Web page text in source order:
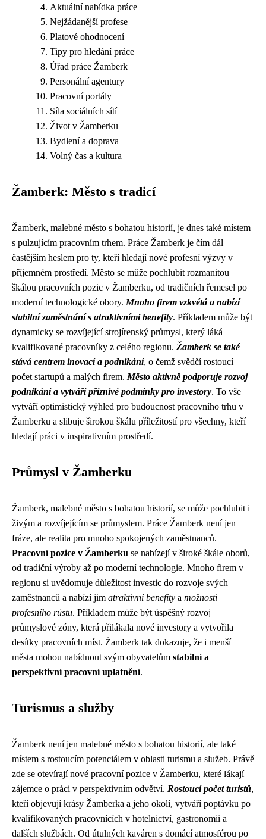
Aktuální nabídka práce
Nejžádanější profese
Platové ohodnocení
Tipy pro hledání práce
Úřad práce Žamberk
Personální agentury
Pracovní portály
Síla sociálních sítí
Život v Žamberku
Bydlení a doprava
Volný čas a kultura
Žamberk: Město s tradicí
Žamberk, malebné město s bohatou historií, je dnes také místem
s pulzujícím pracovním trhem. Práce Žamberk je čím dál
častějším heslem pro ty, kteří hledají nové profesní výzvy v
příjemném prostředí. Město se může pochlubit rozmanitou
škálou pracovních pozic v Žamberku, od tradičních řemesel po
moderní technologické obory. Mnoho firem vzkvétá a nabízí
stabilní zaměstnání s atraktivními benefity. Příkladem může být
dynamicky se rozvíjející strojírenský průmysl, který láká
kvalifikované pracovníky z celého regionu. Žamberk se také
stává centrem inovací a podnikání, o čemž svědčí rostoucí
počet startupů a malých firem. Město aktivně podporuje rozvoj
podnikání a vytváří příznivé podmínky pro investory. To vše
vytváří optimistický výhled pro budoucnost pracovního trhu v
Žamberku a slibuje širokou škálu příležitostí pro všechny, kteří
hledají práci v inspirativním prostředí.
Průmysl v Žamberku
Žamberk, malebné město s bohatou historií, se může pochlubit i
živým a rozvíjejícím se průmyslem. Práce Žamberk není jen
fráze, ale realita pro mnoho spokojených zaměstnanců.
Pracovní pozice v Žamberku se nabízejí v široké škále oborů,
od tradiční výroby až po moderní technologie. Mnoho firem v
regionu si uvědomuje důležitost investic do rozvoje svých
zaměstnanců a nabízí jim atraktivní benefity a možnosti
profesního růstu. Příkladem může být úspěšný rozvoj
průmyslové zóny, která přilákala nové investory a vytvořila
desítky pracovních míst. Žamberk tak dokazuje, že i menší
města mohou nabídnout svým obyvatelům stabilní a
perspektivní pracovní uplatnění.
Turismus a služby
Žamberk není jen malebné město s bohatou historií, ale také
místem s rostoucím potenciálem v oblasti turismu a služeb. Právě
zde se otevírají nové pracovní pozice v Žamberku, které lákají
zájemce o práci v perspektivním odvětví. Rostoucí počet turistů,
kteří objevují krásy Žamberka a jeho okolí, vytváří poptávku po
kvalifikovaných pracovnících v hotelnictví, gastronomii a
dalších službách. Od útulných kaváren s domácí atmosférou po